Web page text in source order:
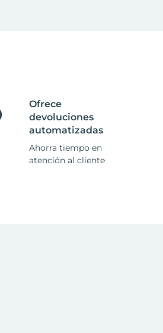
Ofrece
devoluciones
automatizadas
Ahorra tiempo en
atención al cliente